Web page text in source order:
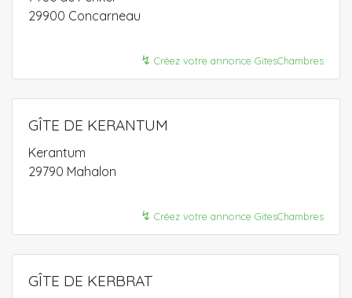
29900 Concarneau
↯ Créez votre annonce GitesChambres
GÎTE DE KERANTUM
Kerantum
29790 Mahalon
↯ Créez votre annonce GitesChambres
GÎTE DE KERBRAT